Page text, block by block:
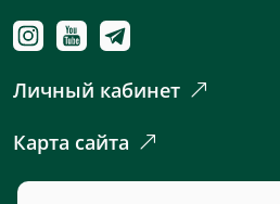
Личный кабинет
Карта сайта